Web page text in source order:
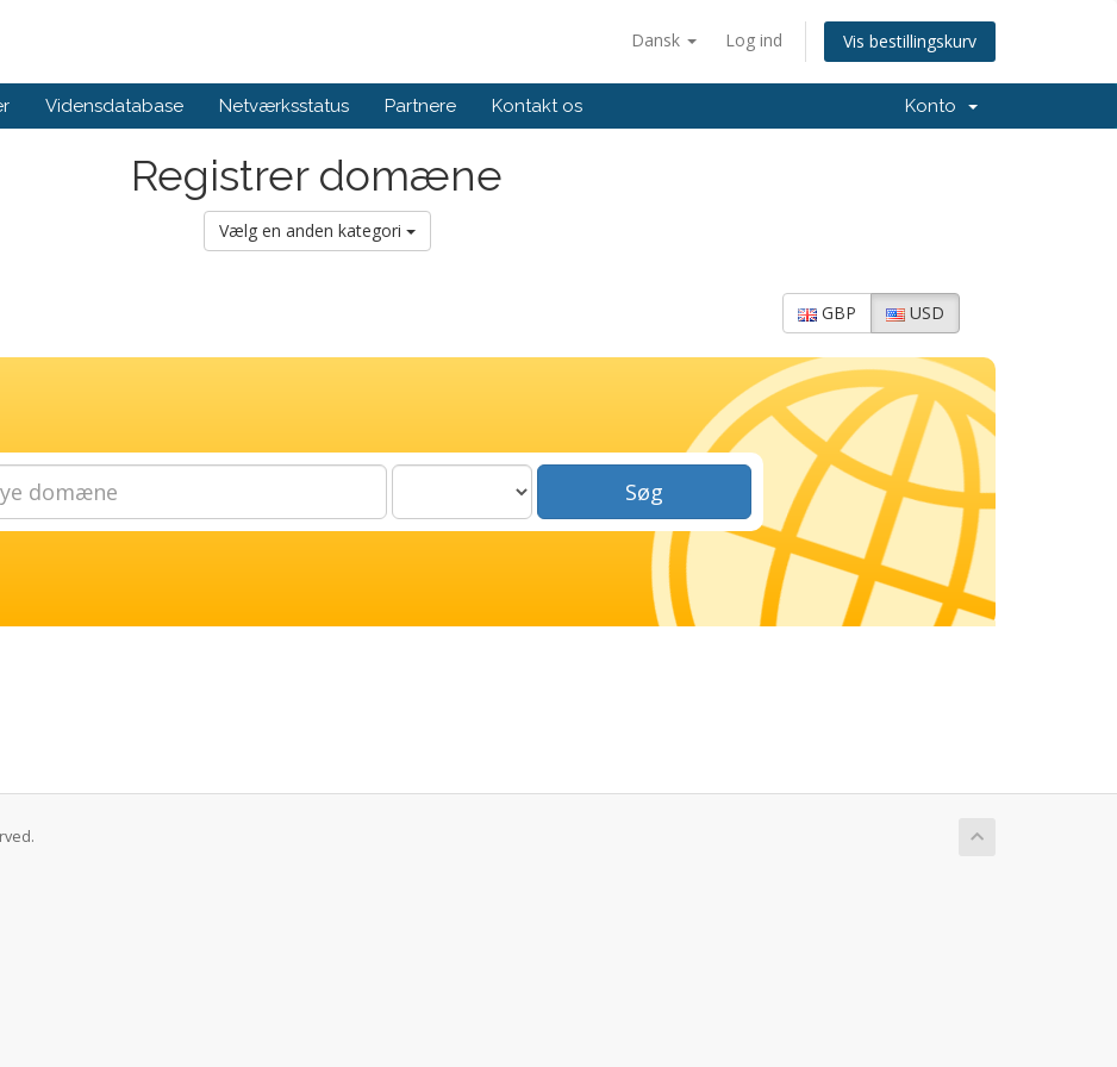
Dansk Log ind Vis bestillingskurv
Vidensdatabase Netværksstatus Partnere Kontakt os Konto
Registrer domæne
Vælg en anden kategori
GBP USD
Søg